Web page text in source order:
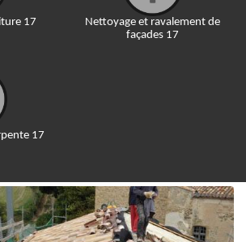
17
17
Nettoyage et ravalement de
façades 17